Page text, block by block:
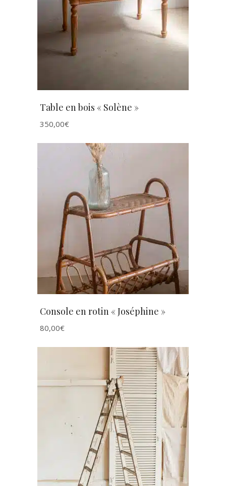
AJOUTER AU PANIER
Table en bois « Solène »
350,00€
AJOUTER AU PANIER
Console en rotin « Joséphine »
80,00€
AJOUTER AU PANIER